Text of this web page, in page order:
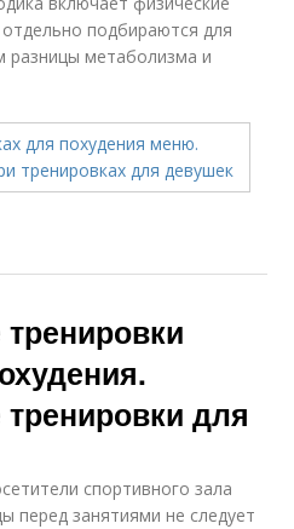
подбираются для
метаболизма и
для
спортивного зала
перед занятиями не следует